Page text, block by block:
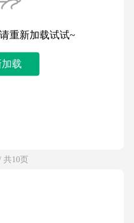
重新加载试试~
载
共10页